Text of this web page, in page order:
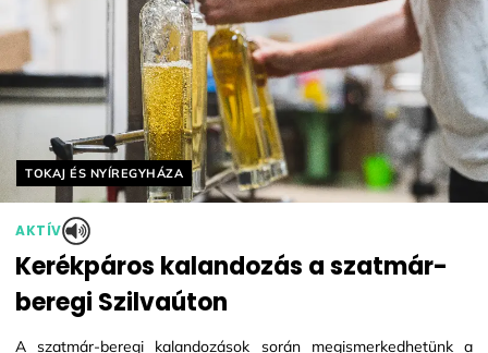
Helyszín címkék:
TOKAJ ÉS NYÍREGYHÁZA
AKTÍV
Kerékpáros kalandozás a szatmár-
beregi Szilvaúton
A szatmár-beregi kalandozások során megismerkedhetünk a